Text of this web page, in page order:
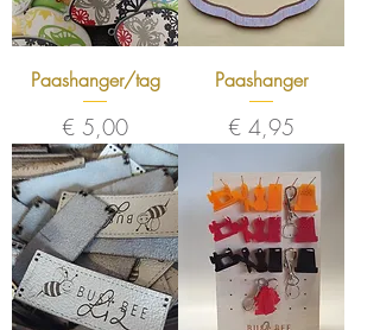
Paashanger/tag
Prijs
€ 5,00
Paashanger
Prijs
€ 4,95